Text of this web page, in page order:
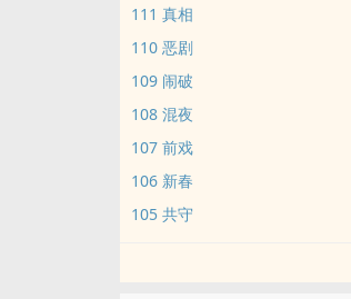
——————
重生文。
❗重生前攻不洁重生后攻洁！双洁
111 真相
110 恶剧
109 闹破
108 混夜
107 前戏
106 新春
105 共守